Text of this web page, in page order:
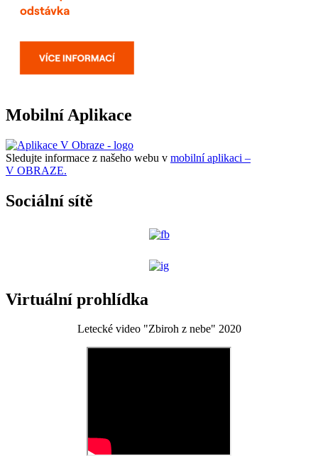
Mobilní Aplikace
Sledujte informace z našeho webu v mobilní aplikaci –
V OBRAZE.
Sociální sítě
Virtuální prohlídka
Letecké video "Zbiroh z nebe" 2020